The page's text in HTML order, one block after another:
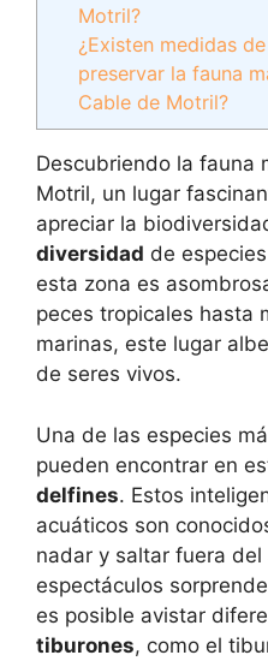
Motril?
¿Existen medidas
preservar la fauna
Cable de Motril?
Descubriendo la fauna
Motril, un lugar
apreciar la
diversidad de
esta zona es
peces tropicales hasta
marinas, este lugar
de seres vivos.
Una de las especies
pueden encontrar en
delfines. Estos
acuáticos son
nadar y saltar fuera
espectáculos
es posible avistar
tiburones, como el